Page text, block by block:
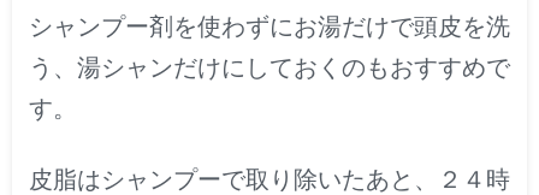
シャンプー剤を使わずにお湯だけで頭皮を洗
う、湯シャンだけにしておくのもおすすめで
す。
皮脂はシャンプーで取り除いたあと、２４時